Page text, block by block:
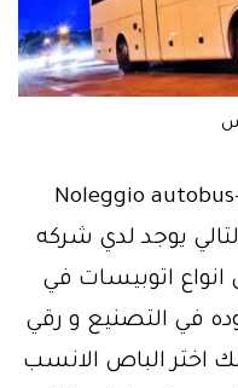
اتوبيسات سياحيه للايجار-Noleggio autobus
يوجد لدي شركه
اتوبيسات في
في التصنيع و رقي
01102106655 . لذلك اختر الباص الانسب